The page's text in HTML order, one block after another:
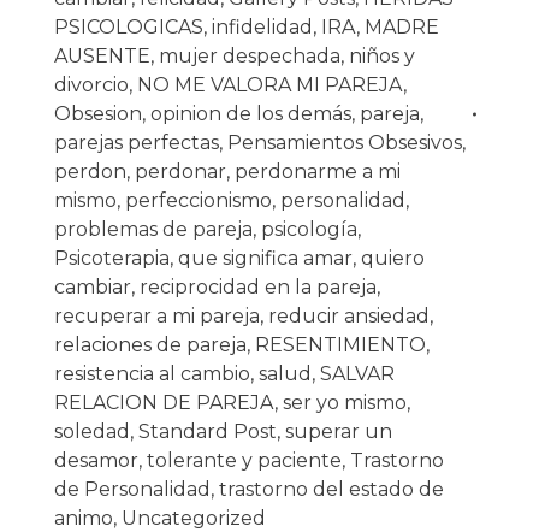
PSICOLOGICAS, infidelidad , IRA, MADRE
AUSENTE, mujer despechada, niños y
divorcio, NO ME VALORA MI PAREJA,
Obsesion, opinion de los demás, pareja,
parejas perfectas, Pensamientos Obsesivos,
perdon, perdonar, perdonarme a mi
mismo, perfeccionismo, personalidad ,
problemas de pareja, psicología,
Psicoterapia, que significa amar, quiero
cambiar, reciprocidad en la pareja,
recuperar a mi pareja, reducir ansiedad ,
relaciones de pareja, RESENTIMIENTO,
resistencia al cambio, salud , SALVAR
RELACION DE PAREJA, ser yo mismo,
soledad , Standard Post, superar un
desamor, tolerante y paciente, Trastorno
de Personalidad , trastorno del estado de
animo, Uncategorized